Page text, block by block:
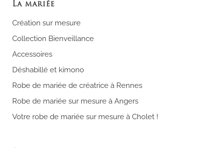
La mariée
Création sur mesure
Collection Bienveillance
Accessoires
Déshabillé et kimono
Robe de mariée de créatrice à Rennes
Robe de mariée sur mesure à Angers
Votre robe de mariée sur mesure à Cholet !